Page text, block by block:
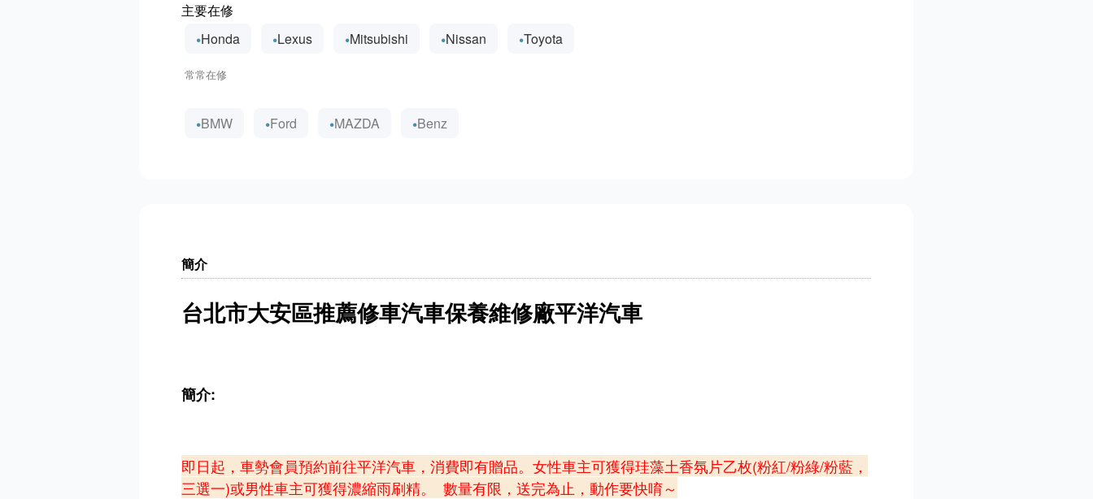
主要在修
Honda
Lexus Mitsubishi Nissan Toyota
常常在修
BMW Ford MAZDA Benz
簡介
台北市大安區推薦修車汽車保養維修廠平洋汽車
簡介:
即日起，車勢會員預約前往平洋汽車，消費即有贈品。女性車主可獲得珪藻土香氛片乙枚(粉紅/粉綠/粉藍，
三選一)或男性車主可獲得濃縮雨刷精。 數量有限，送完為止，動作要快唷～